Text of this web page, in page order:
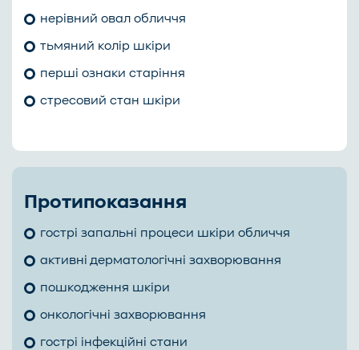
нерівний овал обличчя
тьмяний колір шкіри
перші ознаки старіння
стресовий стан шкіри
Протипоказання
гострі запальні процеси шкіри обличчя
активні дерматологічні захворювання
пошкодження шкіри
онкологічні захворювання
гострі інфекційні стани